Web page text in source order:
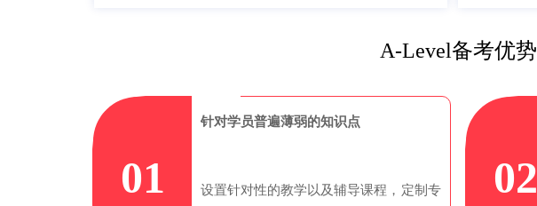
A-Level备考优势
01
针对学员普遍薄弱的知识点
设置针对性的教学以及辅导课程，定制专
02